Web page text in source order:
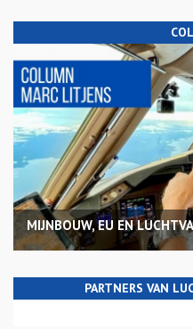
MIJNBOUW, EU EN
PARTNERS VAN